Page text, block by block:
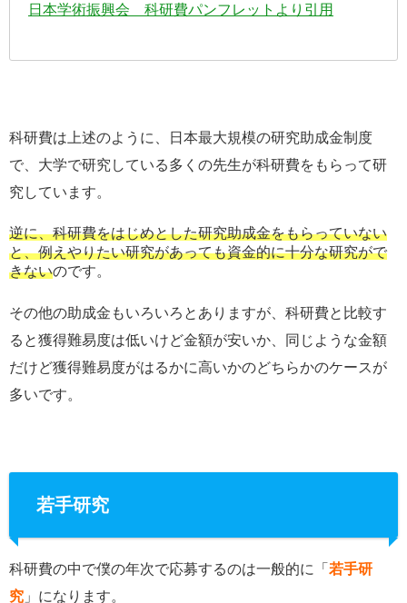
日本学術振興会 科研費パンフレットより引用
科研費は上述のように、日本最大規模の研究助成金制度
で、大学で研究している多くの先生が科研費をもらって研
究しています。
逆に、科研費をはじめとした研究助成金をもらっていない
と、例えやりたい研究があっても資金的に十分な研究がで
きないのです。
その他の助成金もいろいろとありますが、科研費と比較す
ると獲得難易度は低いけど金額が安いか、同じような金額
だけど獲得難易度がはるかに高いかのどちらかのケースが
多いです。
若手研究
科研費の中で僕の年次で応募するのは一般的に「 若手研
究 」になります。